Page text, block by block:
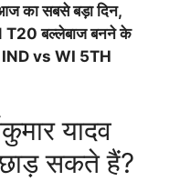
का सबसे बड़ा दिन,
T20 बल्लेबाज बनने के
IND vs WI 5TH
यादव
सकते हैं?